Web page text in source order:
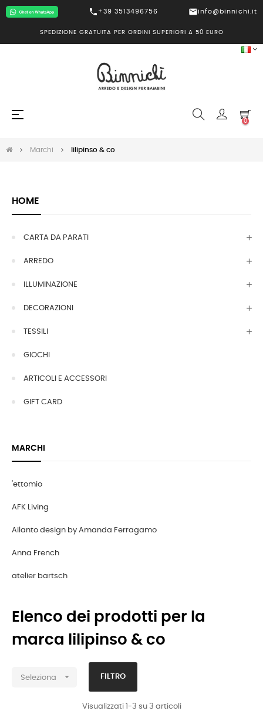
call +39 3513496756 mailinfo@binnichi.it
SPEDIZIONE GRATUITA PER ORDINI SUPERIORI A 50 EURO
navigazione
☰
0
Marchi lilipinso & co
HOME
CARTA DA PARATI
ARREDO
ILLUMINAZIONE
DECORAZIONI
TESSILI
GIOCHI
ARTICOLI E ACCESSORI
GIFT CARD
MARCHI
'ettomio
AFK Living
Ailanto design by Amanda Ferragamo
Anna French
atelier bartsch
Elenco dei prodotti per la
marca lilipinso & co
Seleziona  FILTRO
Visualizzati 1-3 su 3 articoli